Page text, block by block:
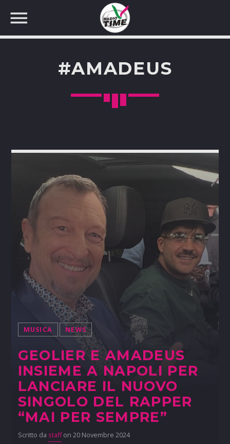
#AMADEUS
MUSICA NEWS
GEOLIER E AMADEUS
INSIEME A NAPOLI PER
LANCIARE IL NUOVO
SINGOLO DEL RAPPER
“MAI PER SEMPRE”
Scritto da staffon 20 Novembre 2024